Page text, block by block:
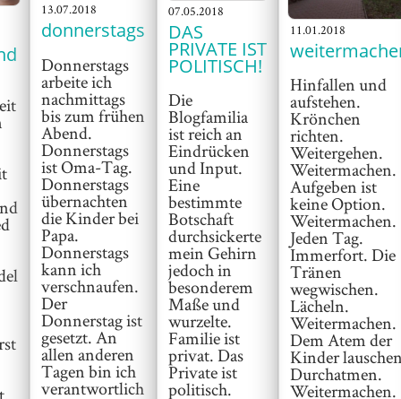
13.07.2018
donnerstags
Donnerstags
arbeite ich
nachmittags
bis zum frühen
Abend.
Donnerstags
ist Oma-Tag.
Donnerstags
übernachten
die Kinder bei
Papa.
Donnerstags
kann ich
verschnaufen.
Der
Donnerstag ist
gesetzt. An
allen anderen
Tagen bin ich
verantwortlich
07.05.2018
DAS
PRIVATE IST
POLITISCH!
Die
Blogfamilia
ist reich an
Eindrücken
und Input.
Eine
bestimmte
Botschaft
durchsickerte
mein Gehirn
jedoch in
besonderem
Maße und
wurzelte.
Familie ist
privat. Das
Private ist
politisch.
11.01.2018
Hinfallen und
aufstehen.
Krönchen
richten.
Weitergehen.
Weitermachen.
Aufgeben ist
keine Option.
Weitermachen.
Jeden Tag.
Immerfort. Die
Tränen
wegwischen.
Lächeln.
Weitermachen.
Dem Atem der
Kinder
Durchatmen.
Weitermachen.